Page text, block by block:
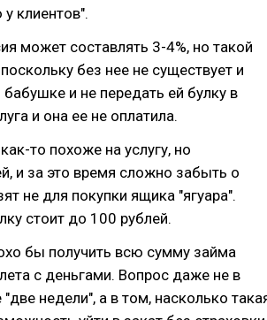
клиентов".
может составлять 3-4%, но такой
без нее не существует и
и не передать ей булку в
и она ее не оплатила.
то похоже на услугу, но
и за это время сложно забыть о
не для покупки ящика "ягуара".
стоит до 100 рублей.
бы получить всю сумму займа
с деньгами. Вопрос даже не в
недели", а в том, насколько